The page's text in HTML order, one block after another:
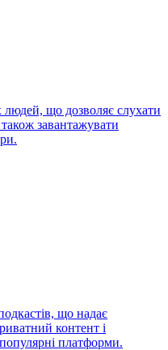
що дозволяє слухати
завантажувати
що надає
контент і
платформи.